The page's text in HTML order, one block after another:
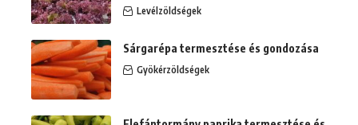
Levélzöldségek
Sárgarépa termesztése és gondozása
Gyökérzöldségek